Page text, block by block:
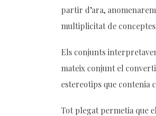
partir d’ara, anomenarem
multiplicitat de conceptes
Els conjunts
mateix conjunt el
estereotips que contenia
Tot plegat permetia que